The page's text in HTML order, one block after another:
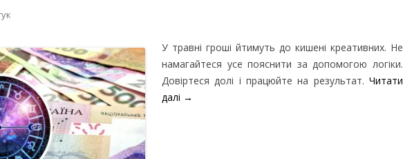
У травні гроші йтимуть до кишені креативних. Не
намагайтеся усе пояснити за допомогою логіки.
Довіртеся долі і працюйте на результат. Читати
далі →